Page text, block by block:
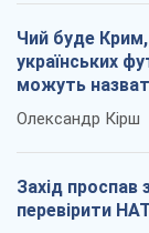
Чий буде
українських
можуть
Олександр Кірш
Захід проспав
перевірити